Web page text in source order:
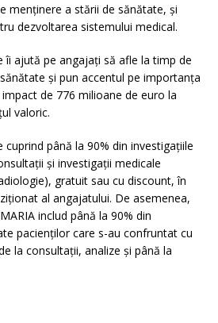
menţinere a stării de sănătate, şi
dezvoltarea sistemului medical.
îi ajută pe angajați să afle la timp de
și pun accentul pe importanța
de 776 milioane de euro la
valoric.
până la 90% din investigațiile
și investigații medicale
gratuit sau cu discount, în
al angajatului. De asemenea,
includ până la 90% din
pacienților care s-au confruntat cu
la consultații, analize și până la